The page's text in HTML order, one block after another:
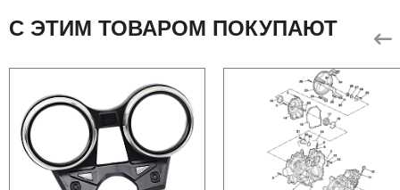
С ЭТИМ ТОВАРОМ ПОКУПАЮТ